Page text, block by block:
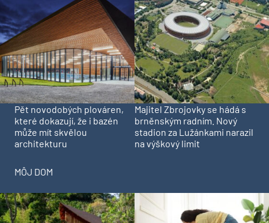
Pět novodobých plováren,
které dokazují, že i bazén
může mít skvělou
architekturu
Majitel Zbrojovky se hádá s
brněnským radním. Nový
stadion za Lužánkami narazil
na výškový limit
MÔJ DOM